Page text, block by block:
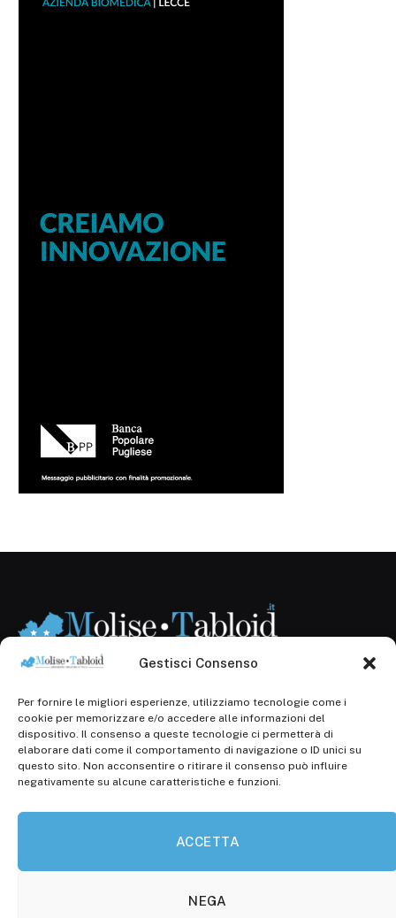
Gestisci Consenso
Per fornire le migliori esperienze, utilizziamo tecnologie come i
cookie per memorizzare e/o accedere alle informazioni del
dispositivo. Il consenso a queste tecnologie ci permetterà di
elaborare dati come il comportamento di navigazione o ID unici su
questo sito. Non acconsentire o ritirare il consenso può influire
negativamente su alcune caratteristiche e funzioni.
ACCETTA
NEGA
Registr. presso il Tribunale di Campobasso: 3/2013 del
14.11.2013, Cron. 1254
Roc: iscrizione n° 25549 (Prot. 1138/com/15 del
30.04.2015)
P.Iva: 01707150700